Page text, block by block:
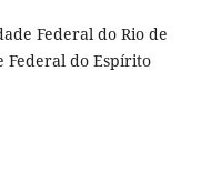
Federal do Rio de
Federal do Espírito